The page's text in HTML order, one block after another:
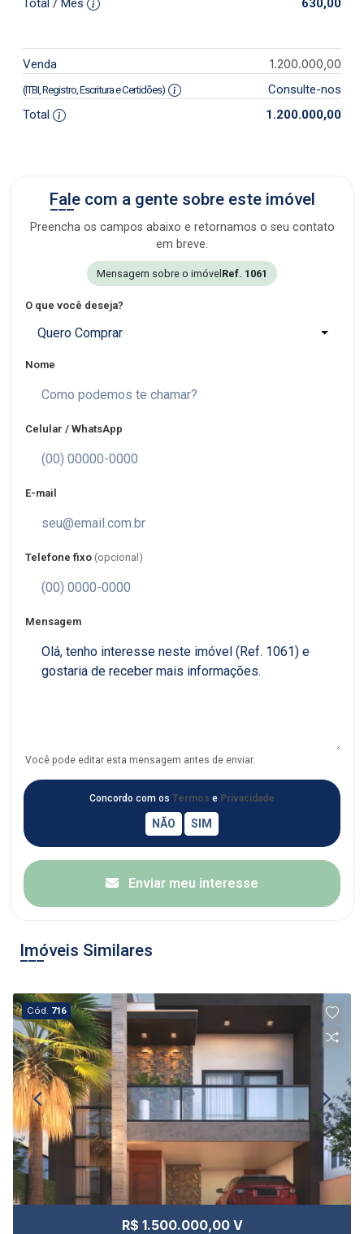
Total / Mês 630,00
Venda 1.200.000,00
(ITBI, Registro, Escritura e Certidões)
Consulte-nos
Total
1.200.000,00
Fale com a gente sobre este imóvel
Preencha os campos abaixo e retornamos o seu contato
em breve.
Mensagem sobre o imóvel Ref. 1061
O que você deseja?
Quero Comprar
Nome
Celular / WhatsApp
E-mail
Telefone fixo (opcional)
Mensagem
Você pode editar esta mensagem antes de enviar.
Concordo com os Termos e Privacidade
Enviar meu interesse
Imóveis Similares
Cód. 716
R$ 1.500.000,00 V